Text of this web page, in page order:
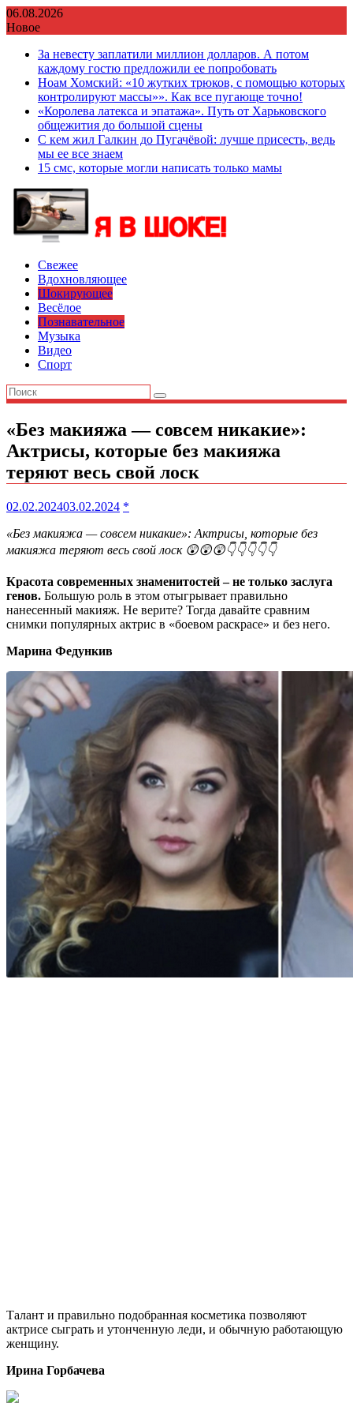
Перейти
к
06.08.2026
Новое
За невесту заплатили миллион долларов. А потом
каждому гостю предложили ее попробовать
Ноам Хомский: «10 жутких трюков, с помощью которых
контролируют массы»». Как все пугающе точно!
«Королева латекса и эпатажа». Путь от Харьковского
общежития до большой сцены
С кем жил Галкин до Пугачёвой: лучше присесть, ведь
мы ее все знаем
15 смс, которые могли написать только мамы
Свежее
Вдохновляющее
Шокирующее
Весёлое
Познавательное
Музыка
Видео
Спорт
«Без макияжа — совсем никакие»:
Актрисы, которые без макияжа
теряют весь свой лоск
02.02.202403.02.2024 *
«Без макияжа — совсем никакие»: Актрисы, которые без
макияжа теряют весь свой лоск 😲😲😲👇👇👇👇👇
Красота современных знаменитостей – не только заслуга
генов. Большую роль в этом отыгрывает правильно
нанесенный макияж. Не верите? Тогда давайте сравним
снимки популярных актрис в «боевом раскрасе» и без него.
Марина Федункив
Талант и правильно подобранная косметика позволяют
актрисе сыграть и утонченную леди, и обычную работающую
женщину.
Ирина Горбачева